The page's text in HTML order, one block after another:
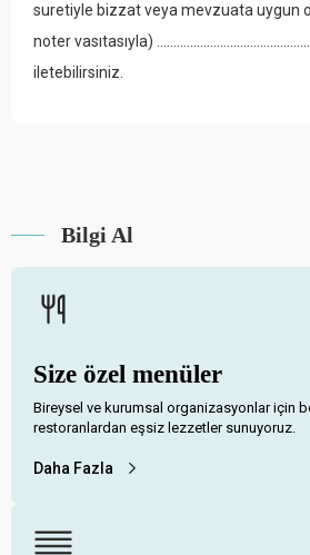
suretiyle bizzat veya mevzuata uygun
noter vasıtasıyla)
iletebilirsiniz.
Bilgi Al
Size özel menüler
Bireysel ve kurumsal organizasyonlar için
restoranlardan eşsiz lezzetler sunuyoruz.
Daha Fazla